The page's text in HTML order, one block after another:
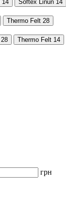
14 Softex Linun 14
Thermo Felt 28
28 Thermo Felt 14
грн